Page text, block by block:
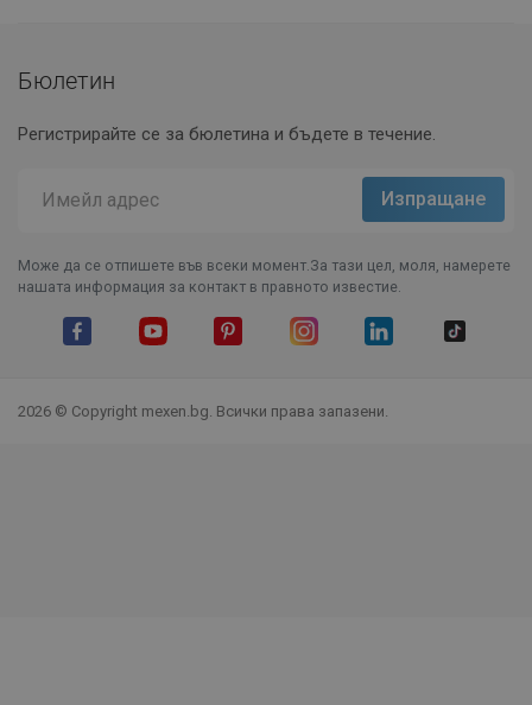
Бюлетин
Регистрирайте се за бюлетина и бъдете в течение.
Може да се отпишете във всеки момент.За тази цел, моля, намерете
нашата информация за контакт в правното известие.
2026 © Copyright mexen.bg. Всички права запазени.